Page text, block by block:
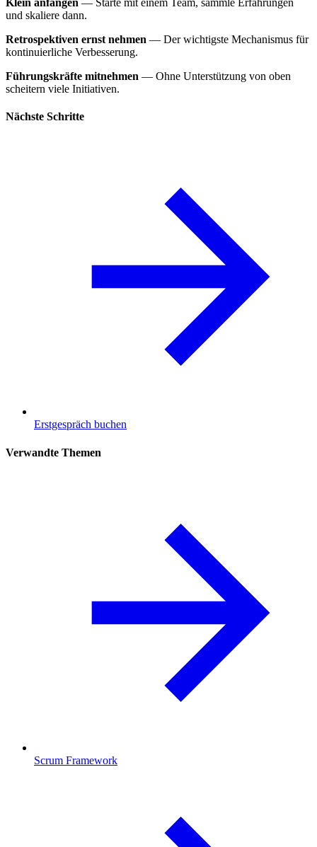
und skaliere dann.
Retrospektiven ernst nehmen — Der wichtigste Mechanismus für
kontinuierliche Verbesserung.
Führungskräfte mitnehmen — Ohne Unterstützung von oben
scheitern viele Initiativen.
Nächste Schritte
Erstgespräch buchen
Verwandte Themen
Scrum Framework